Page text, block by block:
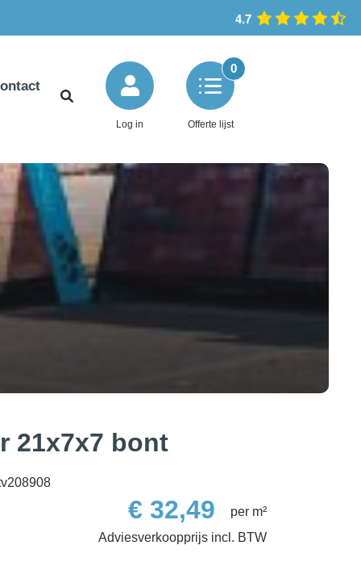
4.7
Log in Offerte lijst
0
21x7x7 bont
€ 32,49 per m²